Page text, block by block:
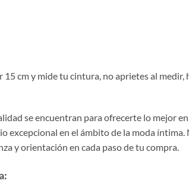
cm y mide tu cintura, no aprietes al
se encuentran para ofrecerte lo mejor
excepcional en el ámbito de la moda
y orientación en cada paso de tu compra.